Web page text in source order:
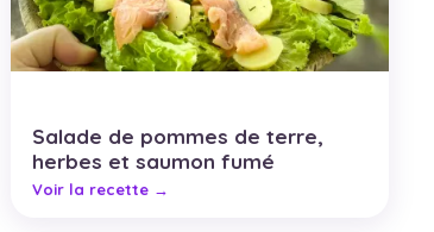
Salade de pommes de terre,
herbes et saumon fumé